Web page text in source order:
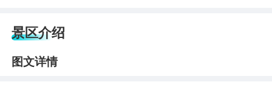
景区介绍
图文详情